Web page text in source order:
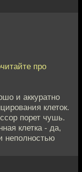
про
и аккуратно
клеток.
порет чушь.
клетка - да,
неполностью